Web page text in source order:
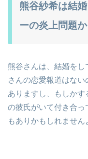
熊谷紗希は結
ーの炎上問題
熊谷さんは、結婚を
さんの恋愛報道はな
ありますし、もしかす
の彼氏がいて付き合
もありかもしれません